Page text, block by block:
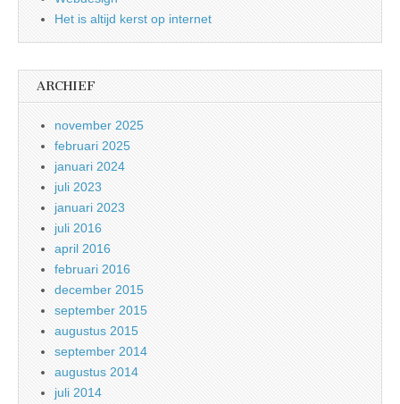
Het is altijd kerst op internet
ARCHIEF
november 2025
februari 2025
januari 2024
juli 2023
januari 2023
juli 2016
april 2016
februari 2016
december 2015
september 2015
augustus 2015
september 2014
augustus 2014
juli 2014